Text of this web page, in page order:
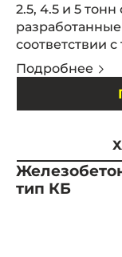
2.5, 4.5 и 5
соответствии
Подробнее
тип КБ